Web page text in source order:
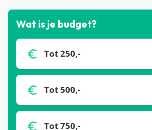
Wat is je budget?
Tot 250,-
Tot 500,-
Tot 750,-